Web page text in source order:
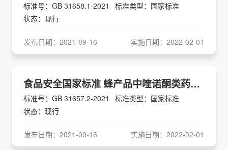
标准号：GB 31658.1-2021
标准类型：国家标准
状态：现行
发布日期：2021-09-16 实施日期：2022-02-01
食品安全国家标准 蜂产品中喹诺酮类药物多残留的测定 液相色谱-串联质谱法
标准号：GB 31657.2-2021
标准类型：国家标准
状态：现行
发布日期：2021-09-16 实施日期：2022-02-01